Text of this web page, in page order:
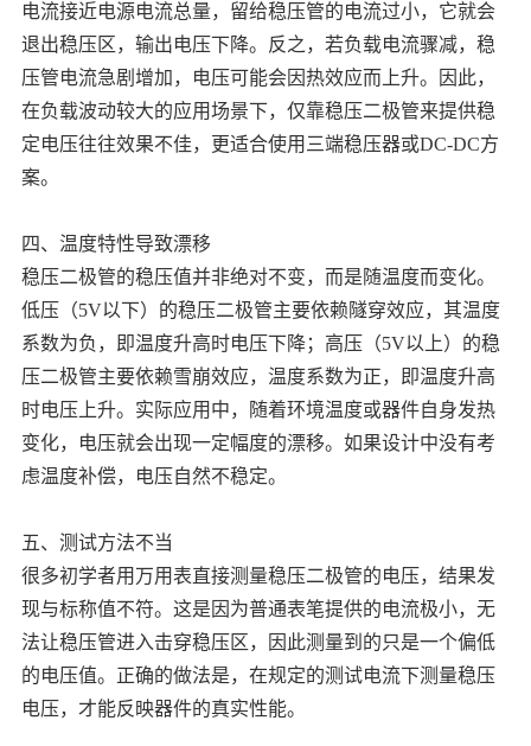
电流接近电源电流总量，留给稳压管的电流过小，它就会
退出稳压区，输出电压下降。反之，若负载电流骤减，稳
压管电流急剧增加，电压可能会因热效应而上升。因此，
在负载波动较大的应用场景下，仅靠稳压二极管来提供稳
定电压往往效果不佳，更适合使用三端稳压器或DC-DC方
案。
四、温度特性导致漂移
稳压二极管的稳压值并非绝对不变，而是随温度而变化。
低压（5V以下）的稳压二极管主要依赖隧穿效应，其温度
系数为负，即温度升高时电压下降；高压（5V以上）的稳
压二极管主要依赖雪崩效应，温度系数为正，即温度升高
时电压上升。实际应用中，随着环境温度或器件自身发热
变化，电压就会出现一定幅度的漂移。如果设计中没有考
虑温度补偿，电压自然不稳定。
五、测试方法不当
很多初学者用万用表直接测量稳压二极管的电压，结果发
现与标称值不符。这是因为普通表笔提供的电流极小，无
法让稳压管进入击穿稳压区，因此测量到的只是一个偏低
的电压值。正确的做法是，在规定的测试电流下测量稳压
电压，才能反映器件的真实性能。